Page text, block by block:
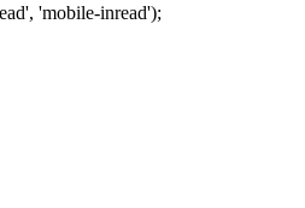
'mobile-inread');